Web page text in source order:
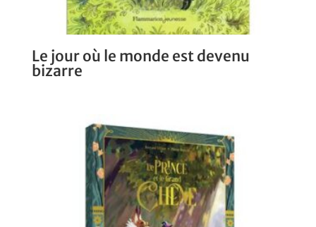
Le jour où le monde est devenu
bizarre